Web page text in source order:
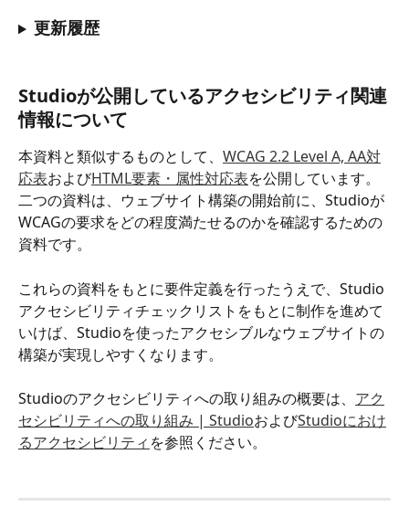
更新履歴
Studioが公開しているアクセシビリティ関連
情報について
本資料と類似するものとして、 WCAG 2.2 Level A, AA対
応表およびHTML要素・属性対応表を公開しています。
二つの資料は、ウェブサイト構築の開始前に、Studioが
WCAGの要求をどの程度満たせるのかを確認するための
資料です。
これらの資料をもとに要件定義を行ったうえで、Studio
アクセシビリティチェックリストをもとに制作を進めて
いけば、Studioを使ったアクセシブルなウェブサイトの
構築が実現しやすくなります。
Studioのアクセシビリティへの取り組みの概要は、 アク
セシビリティへの取り組み | StudioおよびStudioにおけ
るアクセシビリティ を参照ください。